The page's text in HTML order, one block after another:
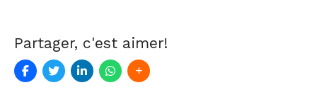
Partager, c'est aimer!